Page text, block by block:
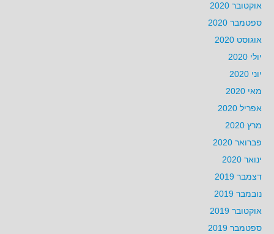
אוקטובר 2020
ספטמבר 2020
אוגוסט 2020
יולי 2020
יוני 2020
מאי 2020
אפריל 2020
מרץ 2020
פברואר 2020
ינואר 2020
דצמבר 2019
נובמבר 2019
אוקטובר 2019
ספטמבר 2019